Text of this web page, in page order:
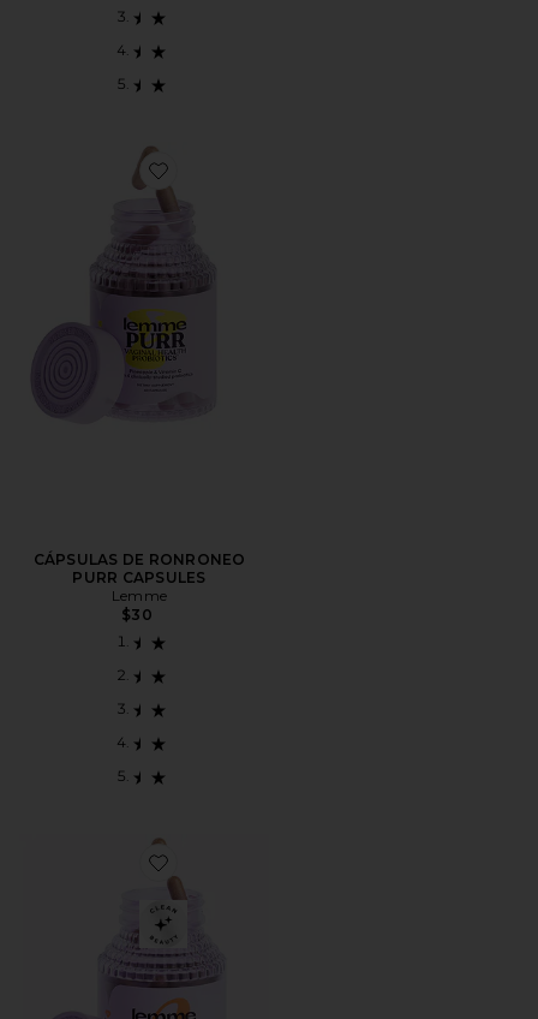
Favorite CÁPSULAS DE RONRONEO PURR
CÁPSULAS DE RONRONEO
PURR CAPSULES
Lemme
$30
Favorite LA GLUCOSA Y LOS ANTOJOS APOYAN